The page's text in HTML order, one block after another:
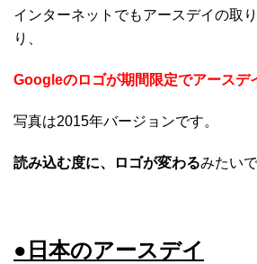
インターネットでもアースデイの取
り、
Googleのロゴが期間限定でアースデ
写真は2015年バージョンです。
読み込む度に、ロゴが変わるみたい
●日本のアースデイ